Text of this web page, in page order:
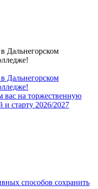
Дальнегорском
Дальнегорском
вас на торжественную
старту 2026/2027
способов сохранить